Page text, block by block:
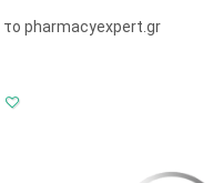
το pharmacyexpert.gr